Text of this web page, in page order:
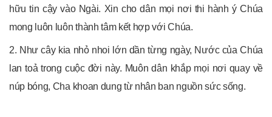
hữu tin cậy vào Ngài. Xin cho dân mọi nơi thi hành ý Chúa
mong luôn luôn thành tâm kết hợp với Chúa.
2. Như cây kia nhỏ nhoi lớn dần từng ngày, Nước của Chúa
lan toả trong cuộc đời này. Muôn dân khắp mọi nơi quay về
núp bóng, Cha khoan dung từ nhân ban nguồn sức sống.